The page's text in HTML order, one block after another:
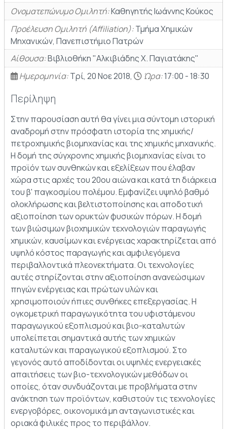
Ονοματεπώνυμο Ομιλητή:Καθηγητής Ιωάννης Κούκος
Προέλευση Ομιλητή (Affiliation):Τμήμα Χημικών
Μηχανικών, Πανεπιστήμιο Πατρών
Αίθουσα:Βιβλιοθήκη "Αλκιβιάδης Χ. Παγιατάκης"
Ημερομηνία:Τρί, 20 Νοε 2018, Ώρα:17:00 - 18:30
Περίληψη
Στην παρουσίαση αυτή θα γίνει μια σύντομη ιστορική
αναδρομή στην πρόσφατη ιστορία της χημικής/
πετροχημικής βιομηχανίας και της χημικής μηχανικής.
Η δομή της σύγχρονης χημικής βιομηχανίας είναι το
προϊόν των συνθηκών και εξελίξεων που έλαβαν
χώρα στις αρχές του 20ου αιώνα και κατά τη διάρκεια
του β' παγκοσμίου πολέμου. Εμφανίζει υψηλό βαθμό
ολοκλήρωσης και βελτιστοποίησης και αποδοτική
αξιοποίηση των ορυκτών φυσικών πόρων. Η δομή
των βιώσιμων βιοχημικών τεχνολογιών παραγωγής
χημικών, καυσίμων και ενέργειας χαρακτηρίζεται από
υψηλό κόστος παραγωγής και αμφιλεγόμενα
περιβαλλοντικά πλεονεκτήματα. Οι τεχνολογίες
αυτές στηρίζονται στην αξιοποίηση ανανεώσιμων
πηγών ενέργειας και πρώτων υλών και
χρησιμοποιούν ήπιες συνθήκες επεξεργασίας. Η
ογκομετρική παραγωγικότητα του υφιστάμενου
παραγωγικού εξοπλισμού και βιο-καταλυτών
υπολείπεται σημαντικά αυτής των χημικών
καταλυτών και παραγωγικού εξοπλισμού. Στο
γεγονός αυτό αποδίδονται οι υψηλές ενεργειακές
απαιτήσεις των βιο-τεχνολογικών μεθόδων οι
οποίες, όταν συνδυάζονται με προβλήματα στην
ανάκτηση των προϊόντων, καθιστούν τις τεχνολογίες
ενεργοβόρες, οικονομικά μη ανταγωνιστικές και
οριακά φιλικές προς το περιβάλλον.